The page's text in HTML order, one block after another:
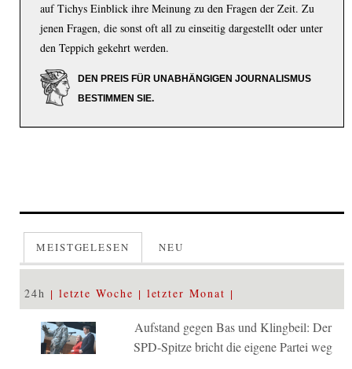
auf Tichys Einblick ihre Meinung zu den Fragen der Zeit. Zu
jenen Fragen, die sonst oft all zu einseitig dargestellt oder unter
den Teppich gekehrt werden.
DEN PREIS FÜR UNABHÄNGIGEN JOURNALISMUS
BESTIMMEN SIE.
MEISTGELESEN NEU
24h letzte Woche letzter Monat
Aufstand gegen Bas und Klingbeil: Der
SPD-Spitze bricht die eigene Partei weg